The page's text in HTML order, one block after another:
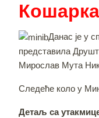
Данас је у
представила
Мирослав Мута
Следеће коло у
Детаљ са